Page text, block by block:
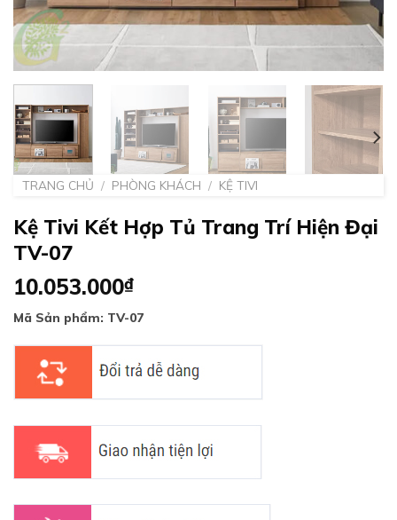
TRANG CHỦ / PHÒNG KHÁCH / KỆ TIVI
Kệ Tivi Kết Hợp Tủ Trang Trí Hiện Đại
TV-07
10.053.000₫
Mã Sản phẩm: TV-07